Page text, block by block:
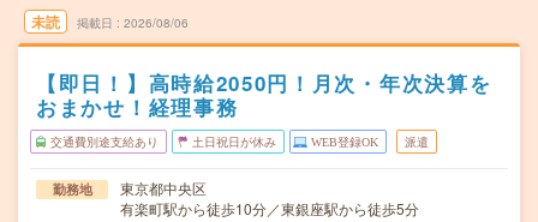
未読 掲載日 2026/08/06
【即日！】高時給2050円！月次・年次決算を
おまかせ！経理事務
交通費別途支給あり 土日祝日が休み WEB登録OK 派遣
勤務地
東京都中央区
有楽町駅から徒歩10分／東銀座駅から徒歩5分